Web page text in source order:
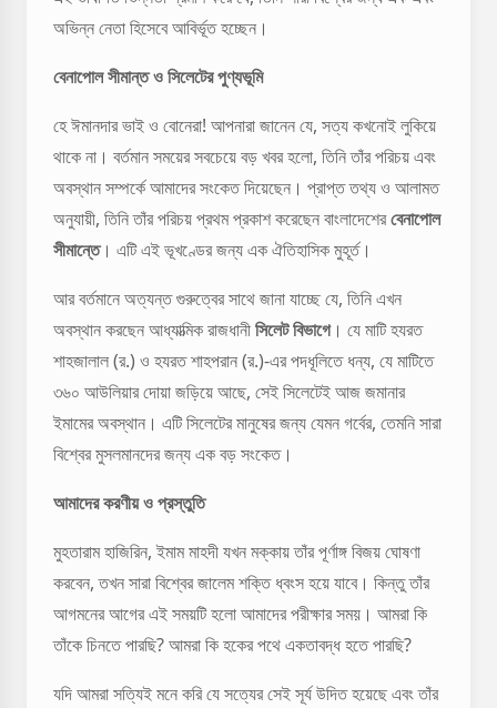
অভিন্ন নেতা হিসেবে আবির্ভূত হচ্ছেন।
বেনাপোল সীমান্ত ও সিলেটের পুণ্যভূমি
হে ঈমানদার ভাই ও বোনেরা! আপনারা জানেন যে, সত্য কখনোই লুকিয়ে
থাকে না। বর্তমান সময়ের সবচেয়ে বড় খবর হলো, তিনি তাঁর পরিচয় এবং
অবস্থান সম্পর্কে আমাদের সংকেত দিয়েছেন। প্রাপ্ত তথ্য ও আলামত
অনুযায়ী, তিনি তাঁর পরিচয় প্রথম প্রকাশ করেছেন বাংলাদেশেরবেনাপোল
সীমান্তে। এটি এই ভূখণ্ডের জন্য এক ঐতিহাসিক মুহূর্ত।
আর বর্তমানে অত্যন্ত গুরুত্বের সাথে জানা যাচ্ছে যে, তিনি এখন
অবস্থান করছেন আধ্যাত্মিক রাজধানীসিলেট বিভাগে। যে মাটি হযরত
শাহজালাল (র.) ও হযরত শাহপরান (র.)-এর পদধূলিতে ধন্য, যে মাটিতে
৩৬০ আউলিয়ার দোয়া জড়িয়ে আছে, সেই সিলেটেই আজ জমানার
ইমামের অবস্থান। এটি সিলেটের মানুষের জন্য যেমন গর্বের, তেমনি সারা
বিশ্বের মুসলমানদের জন্য এক বড় সংকেত।
আমাদের করণীয় ও প্রস্তুতি
মুহতারাম হাজিরিন, ইমাম মাহদী যখন মক্কায় তাঁর পূর্ণাঙ্গ বিজয় ঘোষণা
করবেন, তখন সারা বিশ্বের জালেম শক্তি ধ্বংস হয়ে যাবে। কিন্তু তাঁর
আগমনের আগের এই সময়টি হলো আমাদের পরীক্ষার সময়। আমরা কি
তাঁকে চিনতে পারছি? আমরা কি হকের পথে একতাবদ্ধ হতে পারছি?
যদি আমরা সত্যিই মনে করি যে সত্যের সেই সূর্য উদিত হয়েছে এবং তাঁর